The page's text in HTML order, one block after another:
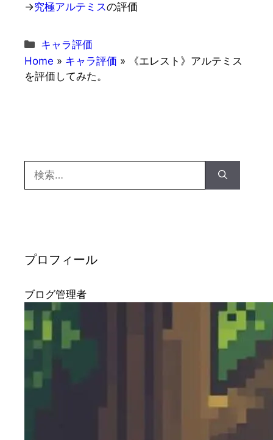
→究極アルテミスの評価
カ
テ
ゴ
キャラ評価
Home » キャラ評価 »
《エレスト》アルテミス
を評価してみた。
索:
プロフィール
ブログ管理者